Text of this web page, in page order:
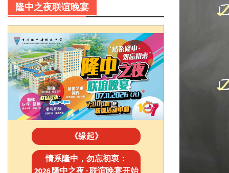
隆中之夜联谊晚宴
《缘起》
情系隆中，勿忘初衷：
2026 隆中之夜 · 联谊晚宴开始